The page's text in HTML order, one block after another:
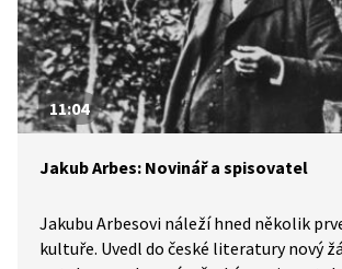
11:04
Jakub Arbes: Novinář a spisovatel
Jakubu Arbesovi náleží hned několik
kultuře. Uvedl do české literatury nový